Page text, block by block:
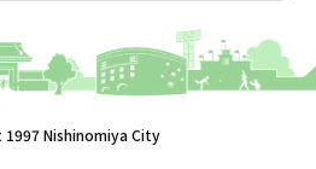
Nishinomiya City